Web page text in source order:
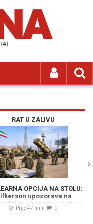
RAT U ZALIVU
OPCIJA NA STOLU:
upozorava na
scenario u ratu sa
Iranom
Prije 47 min 0